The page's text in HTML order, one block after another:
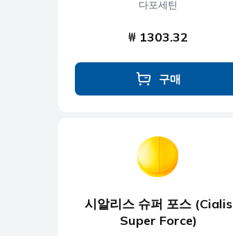
다포세틴
₩ 1303.32
구매
시알리스 슈퍼 포스 (Cialis
Super Force)